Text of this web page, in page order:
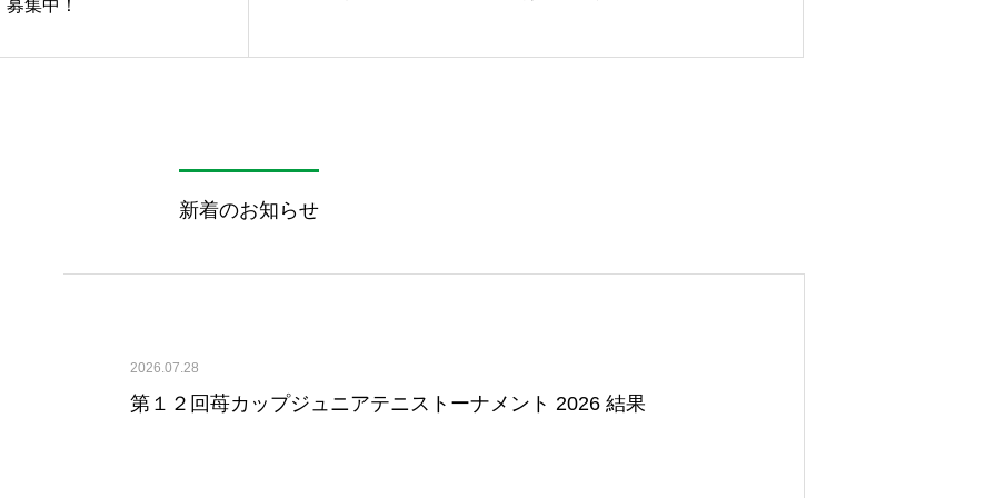
集中！
新着のお知らせ
2026.07.28
第１２回苺カップジュニアテニストーナメント 2026 結果